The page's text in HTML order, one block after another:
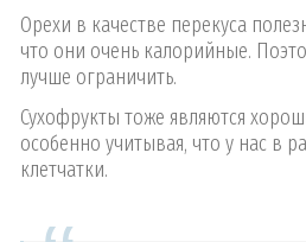
Орехи в качестве перекуса
что они очень калорийные.
лучше ограничить.
Сухофрукты тоже являются
особенно учитывая, что у нас в
клетчатки.